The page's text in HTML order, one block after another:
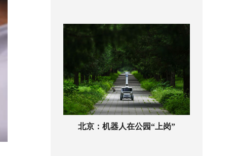
北京：机器人在公园“上岗”